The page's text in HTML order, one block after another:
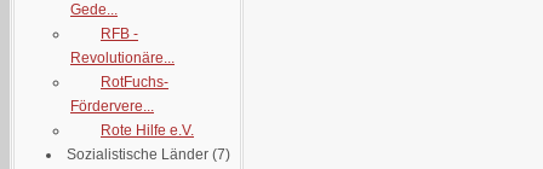
Gede...
RFB -
Revolutionäre...
RotFuchs-
Fördervere...
Rote Hilfe e.V.
Sozialistische Länder (7)